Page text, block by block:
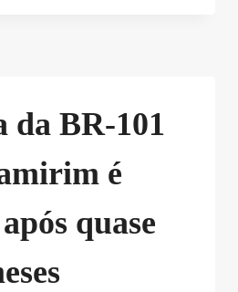
da BR-101
é
quase